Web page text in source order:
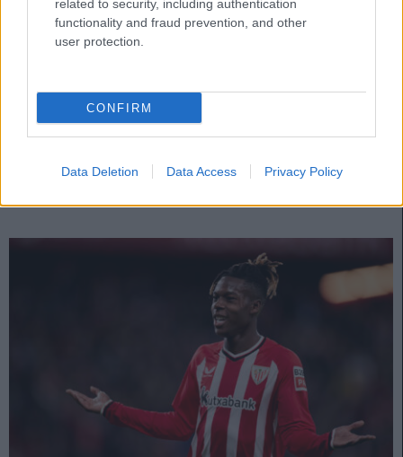
related to security, including authentication
functionality and fraud prevention, and other
user protection.
CONFIRM
Data Deletion Data Access Privacy Policy
El 11 ideal de la jornada 26
3. marzo 2025 Por Jesus Gallo
Aimar Oroz lidera el 11 ideal Comunio de la jornada 26 tras sus dos goles